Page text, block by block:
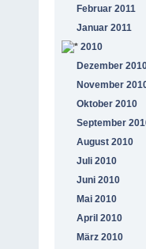
Februar 2011
Januar 2011
2010
Dezember
November
Oktober 2010
September
August 2010
Juli 2010
Juni 2010
Mai 2010
April 2010
März 2010